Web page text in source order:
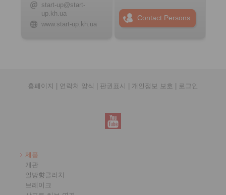
start-up@start-
up.kh.ua
www.start-up.kh.ua
Contact Persons
홈페이지 연락처 양식 판권표시 개인정보 보호 로그인
제품
개관
일방향클러치
브레이크